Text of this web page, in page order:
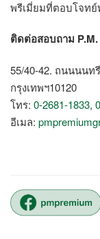
พรีเมี่ยมที่ตอบโจท
ติดต่อสอบถาม
55/40-42. ถนนนนท
กรุงเทพฯ10120
โทร: 0-2681-1833,
อีเมล: